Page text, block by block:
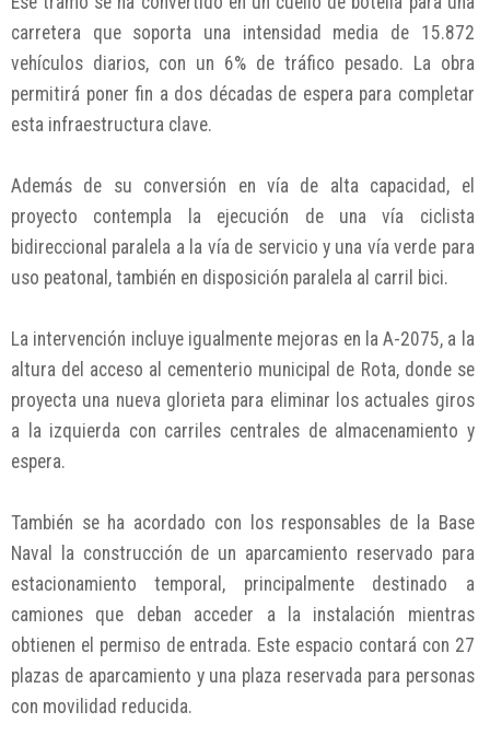
carretera que soporta una intensidad media de 15.872
vehículos diarios, con un 6% de tráfico pesado. La obra
permitirá poner fin a dos décadas de espera para completar
esta infraestructura clave.
Además de su conversión en vía de alta capacidad, el
proyecto contempla la ejecución de una vía ciclista
bidireccional paralela a la vía de servicio y una vía verde para
uso peatonal, también en disposición paralela al carril bici.
La intervención incluye igualmente mejoras en la A-2075, a la
altura del acceso al cementerio municipal de Rota, donde se
proyecta una nueva glorieta para eliminar los actuales giros
a la izquierda con carriles centrales de almacenamiento y
espera.
También se ha acordado con los responsables de la Base
Naval la construcción de un aparcamiento reservado para
estacionamiento temporal, principalmente destinado a
camiones que deban acceder a la instalación mientras
obtienen el permiso de entrada. Este espacio contará con 27
plazas de aparcamiento y una plaza reservada para personas
con movilidad reducida.